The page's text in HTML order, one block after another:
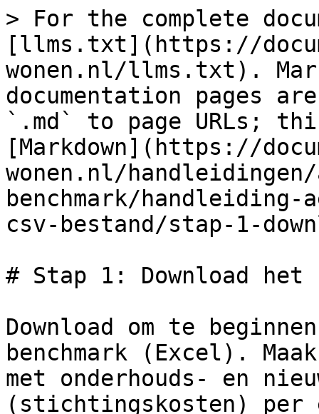
> For the complete
[llms.txt](https://
wonen.nl/llms.txt).
documentation pages
`.md` to page URLs;
[Markdown](https://
wonen.nl/handleidingen/
benchmark/handleiding-
csv-bestand/stap-1-
# Stap 1: Download het
Download om te
benchmark (Excel).
met onderhouds- en
(stichtingskosten) per